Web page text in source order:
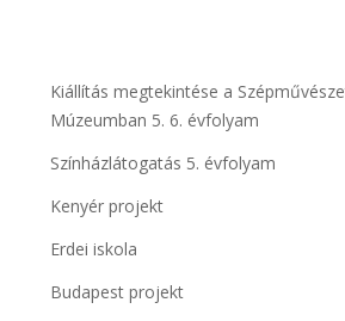
Kiállítás megtekintése a
Múzeumban 5. 6. évfolyam
Színházlátogatás 5. évfolyam
Kenyér projekt
Erdei iskola
Budapest projekt